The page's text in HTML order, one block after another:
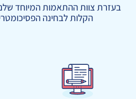
בעזרת צוות ההתאמות המיוחד
הקלות לבחינה הפסיכומטרי